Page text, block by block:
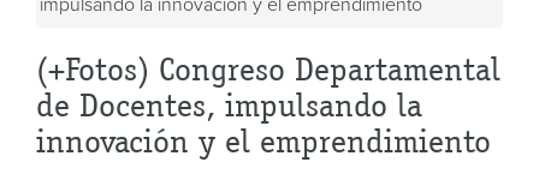
impulsando la innovación y el emprendimiento
(+Fotos) Congreso Departamental
de Docentes, impulsando la
innovación y el emprendimiento